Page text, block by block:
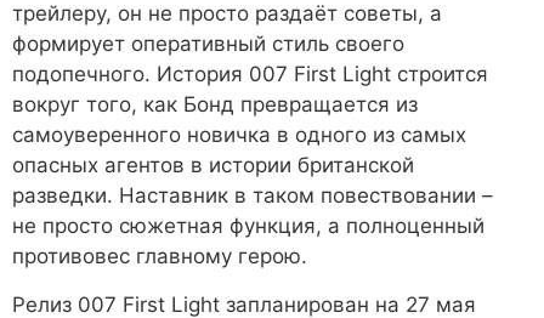
трейлеру, он не просто раздаёт советы, а
формирует оперативный стиль своего
подопечного. История 007 First Light строится
вокруг того, как Бонд превращается из
самоуверенного новичка в одного из самых
опасных агентов в истории британской
разведки. Наставник в таком повествовании –
не просто сюжетная функция, а полноценный
противовес главному герою.
Релиз 007 First Light запланирован на 27 мая